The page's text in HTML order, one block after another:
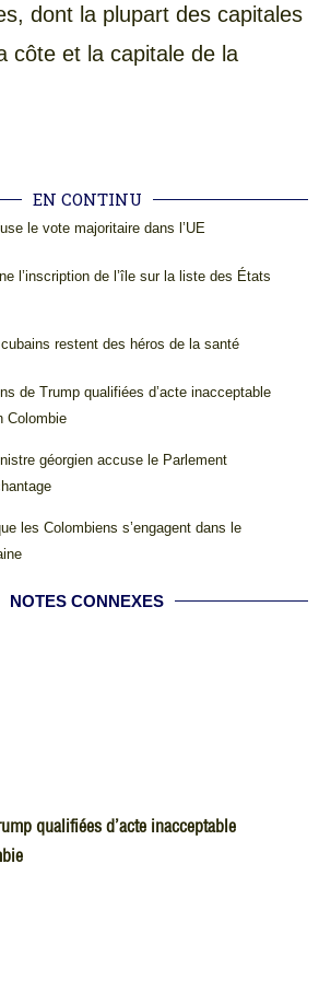
dont la plupart des capitales
côte et la capitale de la
EN CONTINU
le vote majoritaire dans l’UE
l’inscription de l’île sur la liste des États
restent des héros de la santé
de Trump qualifiées d’acte inacceptable
Colombie
géorgien accuse le Parlement
les Colombiens s’engagent dans le
NOTES CONNEXES
qualifiées d’acte inacceptable